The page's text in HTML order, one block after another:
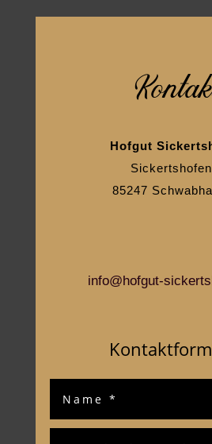
Hofgut
85247
info@hofgut-